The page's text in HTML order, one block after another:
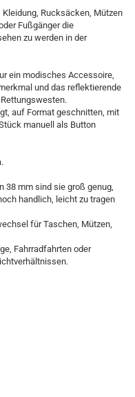
Kleidung, Rucksäcken, Mützen
Fußgänger die
zu werden in der
ein modisches Accessoire,
und das reflektierende
auf Format geschnitten, mit
manuell als Button
38 mm sind sie groß genug,
handlich, leicht zu tragen
für Taschen, Mützen,
Fahrradfahrten oder